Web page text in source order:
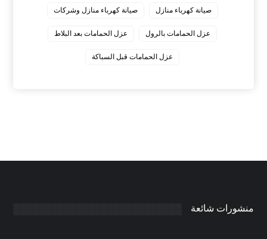
صيانة كهرباء منازل صيانة كهرباء منازل وشركات
عزل الحمامات بالرول عزل الحمامات بعد البلاط
عزل الحمامات قبل السباكة
منشورات شائعة